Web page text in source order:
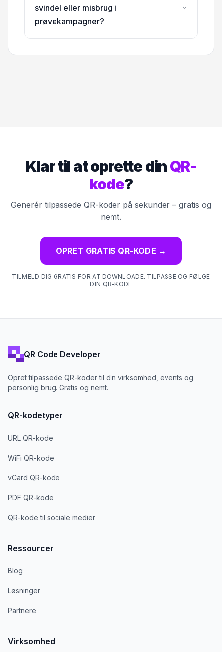
svindel eller misbrug i
prøvekampagner?
Klar til at oprette din QR-
kode?
Generér tilpassede QR-koder på sekunder – gratis og
nemt.
OPRET GRATIS QR-KODE →
TILMELD DIG GRATIS FOR AT DOWNLOADE, TILPASSE OG FØLGE
DIN QR-KODE
QR Code Developer
Opret tilpassede QR-koder til din virksomhed, events og
personlig brug. Gratis og nemt.
QR-kodetyper
URL QR-kode
WiFi QR-kode
vCard QR-kode
PDF QR-kode
QR-kode til sociale medier
Ressourcer
Blog
Løsninger
Partnere
Virksomhed